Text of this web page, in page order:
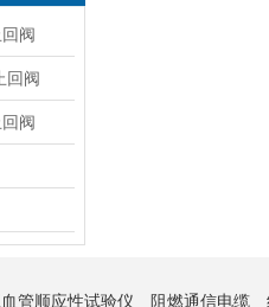
阀
回阀
阀
血管顺应性试验仪 阻燃通信电缆